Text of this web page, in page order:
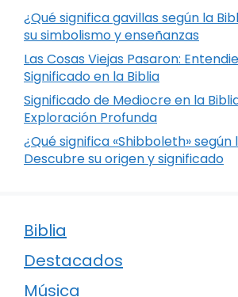
¿Qué significa gavillas según la
su simbolismo y enseñanzas
Las Cosas Viejas Pasaron:
Significado en la Biblia
Significado de Mediocre en la
Exploración Profunda
¿Qué significa «Shibboleth» según
Descubre su origen y significado
Biblia
Destacados
Música